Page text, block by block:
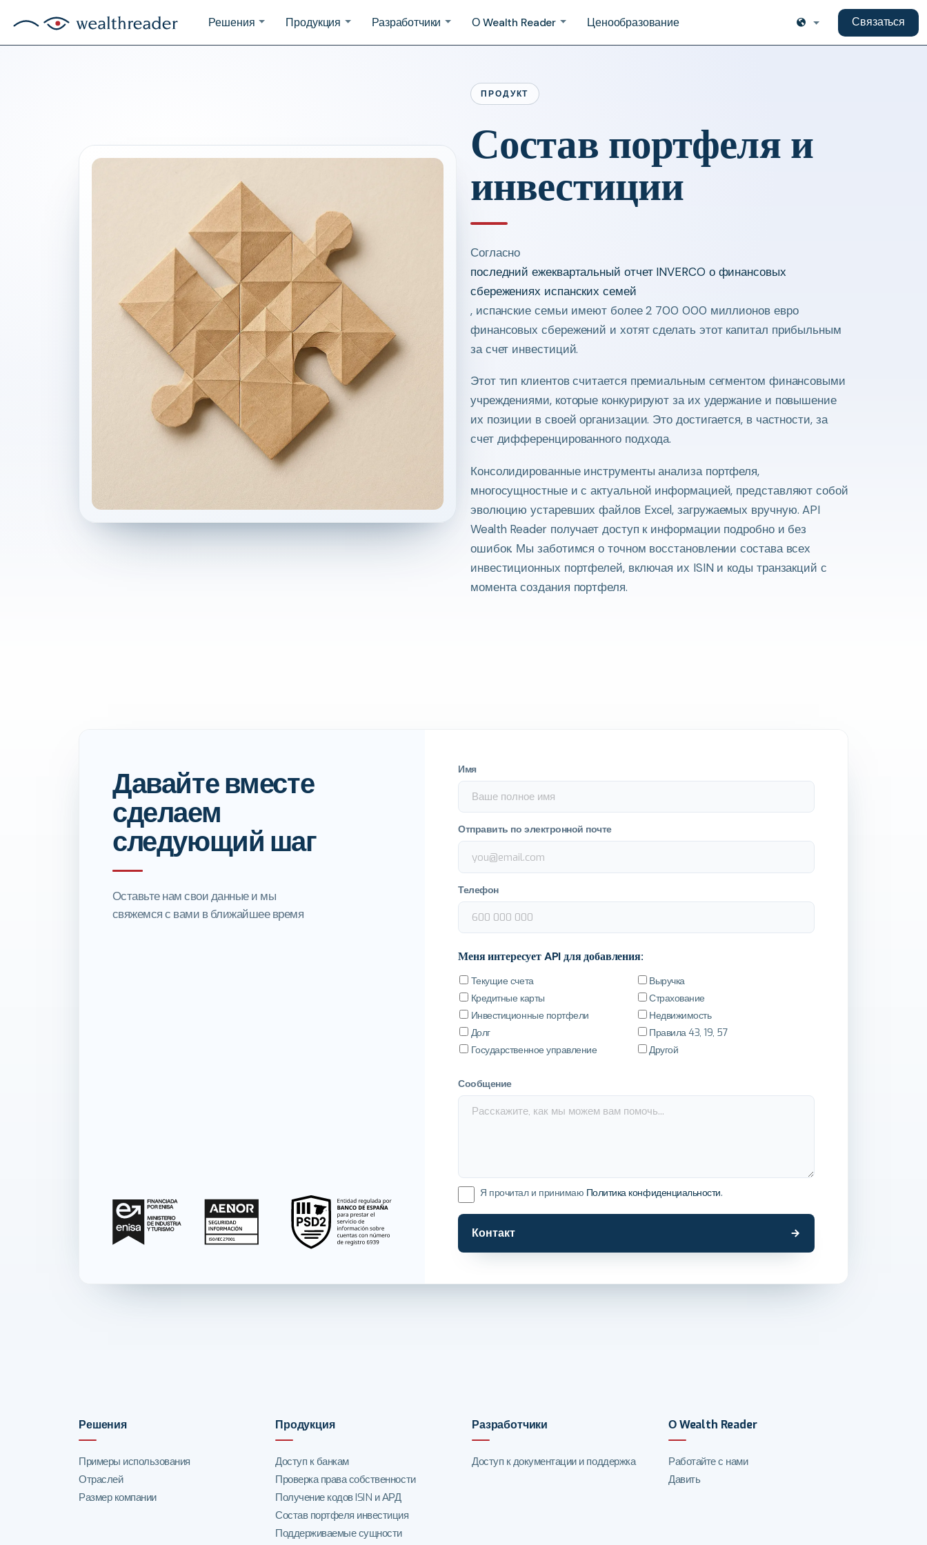
Решения Продукция Разработчики О Wealth Reader Ценообразование Связаться
ПРОДУКТ
Состав портфеля и
инвестиции
Согласно
последний ежеквартальный отчет INVERCO о финансовых
сбережениях испанских семей
, испанские семьи имеют более 2 700 000 миллионов евро
финансовых сбережений и хотят сделать этот капитал прибыльным
за счет инвестиций.
Этот тип клиентов считается премиальным сегментом финансовыми
учреждениями, которые конкурируют за их удержание и повышение
их позиции в своей организации. Это достигается, в частности, за
счет дифференцированного подхода.
Консолидированные инструменты анализа портфеля,
многосущностные и с актуальной информацией, представляют собой
эволюцию устаревших файлов Excel, загружаемых вручную. API
Wealth Reader получает доступ к информации подробно и без
ошибок. Мы заботимся о точном восстановлении состава всех
инвестиционных портфелей, включая их ISIN и коды транзакций с
момента создания портфеля.
Давайте вместе
сделаем
следующий шаг
Оставьте нам свои данные и мы
свяжемся с вами в ближайшее время
Имя
Отправить по электронной почте
Телефон
Меня интересует API для добавления:
Текущие счета
Кредитные карты
Инвестиционные портфели
Долг
Государственное управление
Выручка
Страхование
Недвижимость
Правила 43, 19, 57
Другой
Сообщение
Я прочитал и принимаю Политика конфиденциальности.
Контакт
Решения
Примеры использования
Отраслей
Размер компании
Продукция
Доступ к банкам
Проверка права собственности
Получение кодов ISIN и АРД
Состав портфеля инвестиция
Поддерживаемые сущности
Разработчики
Доступ к документации и поддержка
О Wealth Reader
Работайте с нами
Давить